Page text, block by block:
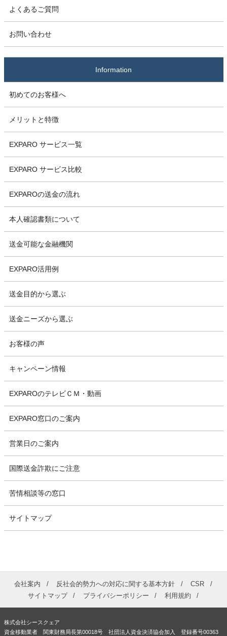
よくあるご質問
お問い合わせ
Information
初めてのお客様へ
メリットと特徴
EXPARO サービス一覧
EXPARO サービス比較
EXPAROの送金の流れ
本人確認書類について
送金可能な金融機関
EXPARO活用例
送金目的から選ぶ
送金ニーズから選ぶ
お客様の声
キャンペーン情報
EXPAROのテレビＣＭ・動画
EXPARO窓口のご案内
営業日のご案内
国際送金詐欺にご注意
苦情相談等の窓口
サイトマップ
会社案内 反社会的勢力への対応に関する基本方針
CSR
サイトマップ
プライバシーポリシー 利用規約
株式会社シースクェア
資金移動業者 関東財務局長第00018号 社団法人資金決済協会加入 登録番号00363